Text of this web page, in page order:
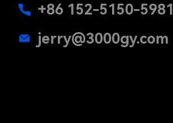
+86 152-5150-5981
jerry@3000gy.com